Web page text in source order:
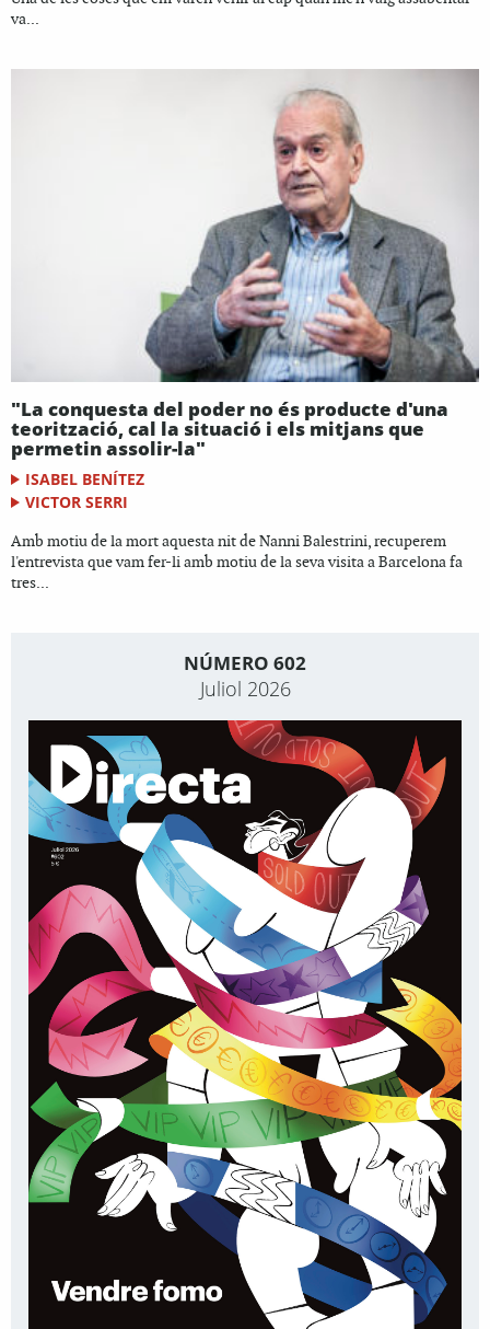
va...
"La conquesta del poder no és producte d'una
teorització, cal la situació i els mitjans que
permetin assolir-la"
ISABEL BENÍTEZ
VICTOR SERRI
Amb motiu de la mort aquesta nit de Nanni Balestrini, recuperem
l'entrevista que vam fer-li amb motiu de la seva visita a Barcelona fa
tres...
NÚMERO 602
Juliol 2026